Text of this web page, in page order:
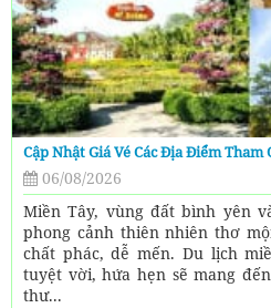
Cập Nhật Giá Vé Các Địa Điểm
06/08/2026
Miền Tây, vùng đất bình yên
phong cảnh thiên nhiên thơ
chất phác, dễ mến. Du lịch
tuyệt vời, hứa hẹn sẽ mang
thư...